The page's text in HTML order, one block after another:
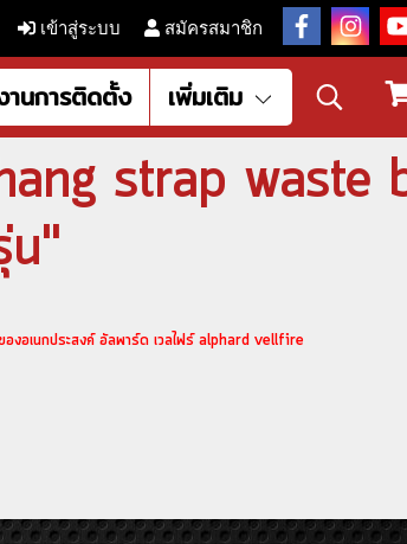
เข้าสู่ระบบ สมัครสมาชิก
านการติดตั้ง เพิ่มเติม
strap waste
น"
เนกประสงค์ อัลพาร์ด เวลไฟร์ alphard vellfire